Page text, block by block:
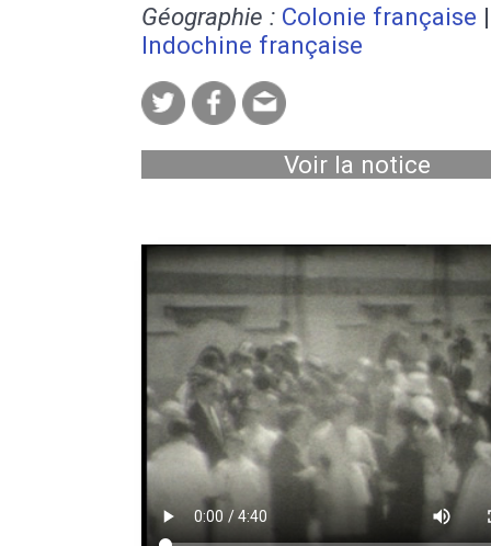
Géographie : Colonie française |
Indochine française
Voir la notice